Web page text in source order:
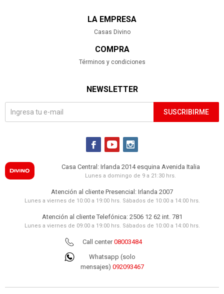
LA EMPRESA
Casas Divino
COMPRA
Términos y condiciones
NEWSLETTER
SUSCRIBIRME
  
Casa Central: Irlanda 2014 esquina Avenida Italia
Lunes a domingo de 9 a 21:30 hrs.
Atención al cliente Presencial: Irlanda 2007
Lunes a viernes de 10:00 a 19:00 hrs. Sábados de 10:00 a 14:00 hrs.
Atención al cliente Telefónica: 2506 12 62 int. 781
Lunes a viernes de 09:00 a 19:00 hrs. Sábados de 10:00 a 14:00 hrs.
Call center08003484
Whatsapp (solo
mensajes) 092093467